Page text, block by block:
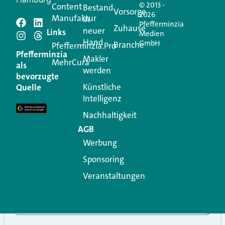
Schreiben Sie einen
Kommentar
Ihre E-Mail-Adresse wird nicht veröffentlicht.
Erforderliche Felder sind mit
Kommentar
Pfefferminzia
als
bevorzugte
Quelle
Content
Manufaktur
Links
Pfefferminzia.Pro
MehrCura
Bestand
in
neuer
Hand
Makler
werden
Künstliche
Intelligenz
Nachhaltigkeit
AGB
Werbung
Sponsoring
Veranstaltungen
Vorsorge
Zuhause
Branche
© 2013 -
2026
Pfefferminzia
Medien
GmbH